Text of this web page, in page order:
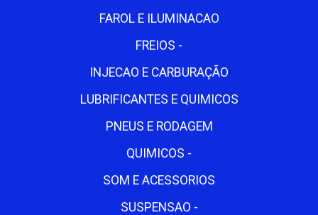
FAROL E ILUMINACAO
FREIOS -
INJECAO E CARBURAÇÃO
LUBRIFICANTES E QUIMICOS
PNEUS E RODAGEM
QUIMICOS -
SOM E ACESSORIOS
SUSPENSAO -